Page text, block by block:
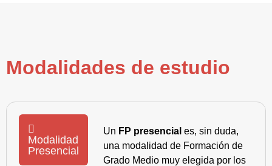
Modalidades de estudio
Modalidad
Presencial
Un FP presencial es, sin duda,
una modalidad de Formación de
Grado Medio muy elegida por los